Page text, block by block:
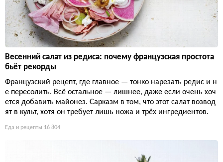
Весенний салат из редиса: почему французская простота
бьёт рекорды
Французский рецепт, где главное — тонко нарезать редис и н
е пересолить. Всё остальное — лишнее, даже если очень хоч
ется добавить майонез. Сарказм в том, что этот салат возвод
ят в культ, хотя он требует лишь ножа и трёх ингредиентов.
Еда и рецепты 16 804